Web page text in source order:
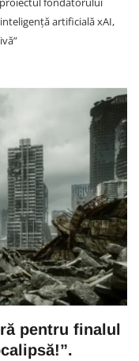
artificială xAI,
pentru finalul